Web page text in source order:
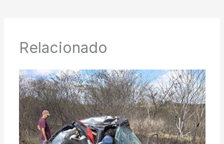
Relacionado